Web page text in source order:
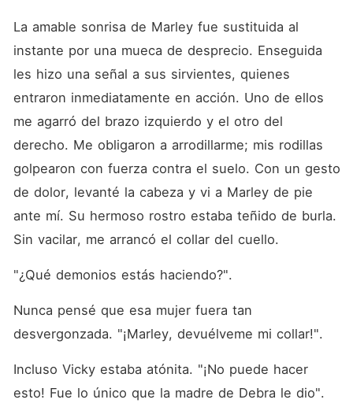
La amable sonrisa de Marley fue sustituida al
instante por una mueca de desprecio. Enseguida
les hizo una señal a sus sirvientes, quienes
entraron inmediatamente en acción. Uno de ellos
me agarró del brazo izquierdo y el otro del
derecho. Me obligaron a arrodillarme; mis rodillas
golpearon con fuerza contra el suelo. Con un gesto
de dolor, levanté la cabeza y vi a Marley de pie
ante mí. Su hermoso rostro estaba teñido de burla.
Sin vacilar, me arrancó el collar del cuello.
"¿Qué demonios estás haciendo?".
Nunca pensé que esa mujer fuera tan
desvergonzada. "¡Marley, devuélveme mi collar!".
Incluso Vicky estaba atónita. "¡No puede hacer
esto! Fue lo único que la madre de Debra le dio".